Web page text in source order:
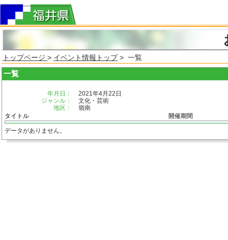
トップページ > イベント情報トップ> 一覧
一覧
年月日：
2021年4月22日
ジャンル：
文化・芸術
地区：
嶺南
タイトル
開催期間
データがありません。